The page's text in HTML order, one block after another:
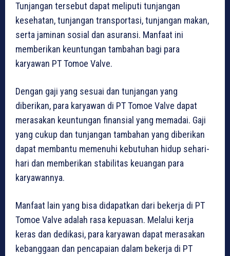
Tunjangan tersebut dapat meliputi tunjangan
kesehatan, tunjangan transportasi, tunjangan makan,
serta jaminan sosial dan asuransi. Manfaat ini
memberikan keuntungan tambahan bagi para
karyawan PT Tomoe Valve.
Dengan gaji yang sesuai dan tunjangan yang
diberikan, para karyawan di PT Tomoe Valve dapat
merasakan keuntungan finansial yang memadai. Gaji
yang cukup dan tunjangan tambahan yang diberikan
dapat membantu memenuhi kebutuhan hidup sehari-
hari dan memberikan stabilitas keuangan para
karyawannya.
Manfaat lain yang bisa didapatkan dari bekerja di PT
Tomoe Valve adalah rasa kepuasan. Melalui kerja
keras dan dedikasi, para karyawan dapat merasakan
kebanggaan dan pencapaian dalam bekerja di PT